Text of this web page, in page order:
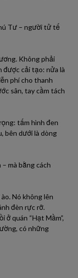
Tư – người tử tế
Không phải
được cải tạo: nửa là
phí cho thanh
sân, tay cầm tách
tấm hình đen
bên dưới là dòng
mà bằng cách
Nó không lên
đèn rực rỡ.
quán “Hạt Mầm”,
có những